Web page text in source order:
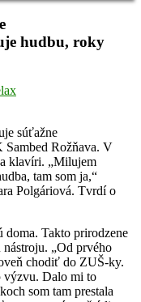
hudbu, roky
súťažne
Sambed Rožňava. V
klavíri. „Milujem
tam som ja,“
Polgáriová. Tvrdí o
doma. Takto prirodzene
„Od prvého
chodiť do ZUŠ-ky.
výzvu. Dalo mi to
som tam prestala